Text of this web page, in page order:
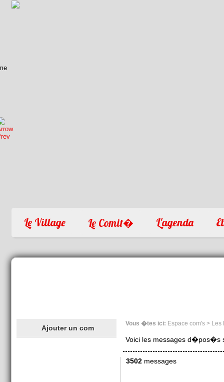
Le Village Le Comit� L'agenda
Vous �tes ici: Espace com's > Les
Voici les messages d�pos�s
3502messages
Ajouter un com